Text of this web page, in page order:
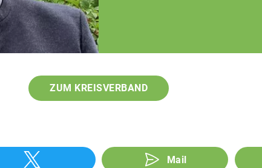
ZUM KREISVERBAND
Mail